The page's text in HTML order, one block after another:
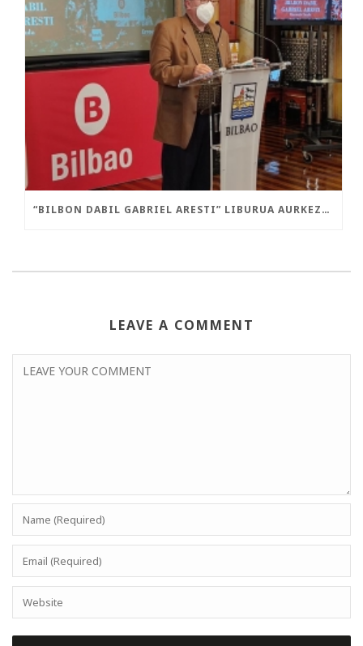
“BILBON DABIL GABRIEL ARESTI” LIBURUA AURKEZTU DA GAUR
LEAVE A COMMENT